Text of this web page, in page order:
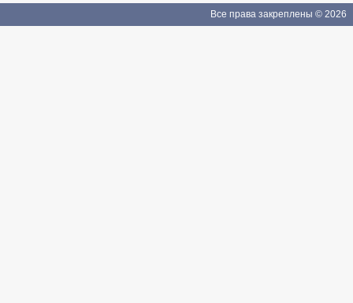
Все права закреплены © 2026